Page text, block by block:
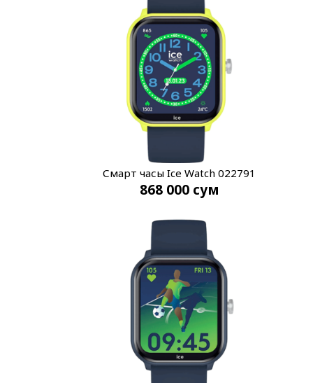
Смарт часы Ice Watch 022791
868 000 сум